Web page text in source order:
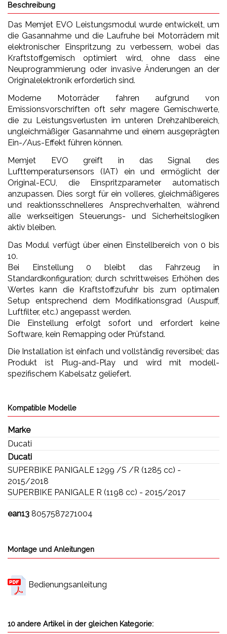
Beschreibung
Das Memjet EVO Leistungsmodul wurde entwickelt, um
die Gasannahme und die Laufruhe bei Motorrädern mit
elektronischer Einspritzung zu verbessern, wobei das
Kraftstoffgemisch optimiert wird, ohne dass eine
Neuprogrammierung oder invasive Änderungen an der
Originalelektronik erforderlich sind.
Moderne Motorräder fahren aufgrund von
Emissionsvorschriften oft sehr magere Gemischwerte,
die zu Leistungsverlusten im unteren Drehzahlbereich,
ungleichmäßiger Gasannahme und einem ausgeprägten
Ein-/Aus-Effekt führen können.
Memjet EVO greift in das Signal des
Lufttemperatursensors (IAT) ein und ermöglicht der
Original-ECU, die Einspritzparameter automatisch
anzupassen. Dies sorgt für ein volleres, gleichmäßigeres
und reaktionsschnelleres Ansprechverhalten, während
alle werkseitigen Steuerungs- und Sicherheitslogiken
aktiv bleiben.
Das Modul verfügt über einen Einstellbereich von 0 bis
10.
Bei Einstellung 0 bleibt das Fahrzeug in
Standardkonfiguration; durch schrittweises Erhöhen des
Wertes kann die Kraftstoffzufuhr bis zum optimalen
Setup entsprechend dem Modifikationsgrad (Auspuff,
Luftfilter, etc.) angepasst werden.
Die Einstellung erfolgt sofort und erfordert keine
Software, kein Remapping oder Prüfstand.
Die Installation ist einfach und vollständig reversibel; das
Produkt ist Plug-and-Play und wird mit modell-
spezifischem Kabelsatz geliefert.
Kompatible Modelle
Marke
Ducati
Ducati
SUPERBIKE PANIGALE 1299 /S /R (1285 cc) -
2015/2018
SUPERBIKE PANIGALE R (1198 cc) - 2015/2017
ean13 8057587271004
Montage und Anleitungen
Bedienungsanleitung
10 andere Artikel in der gleichen Kategorie: